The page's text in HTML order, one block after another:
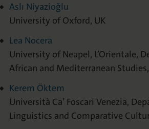
Aslı Niyazioğlu
University of Oxford, UK
Lea Nocera
University of Neapel, L’Orientale,
African and Mediterranean
Kerem Öktem
Università Ca’ Foscari Venezia,
Linguistics and Comparative